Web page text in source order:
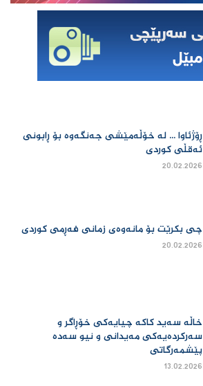
ڕۆژئاوا ... لە خۆڵەمێشی جەنگەوە بۆ ڕابونی
ئەقڵی کوردی
20.02.2026
چی بكرێت بۆ مانەوەی زمانی فەڕمی كوردی
20.02.2026
خاڵە سەید کاکە چیایەکی خۆڕاگر و
سەرکردەیەکی مەیدانی و نیو سەدە
پێشمەرگاتی
13.02.2026